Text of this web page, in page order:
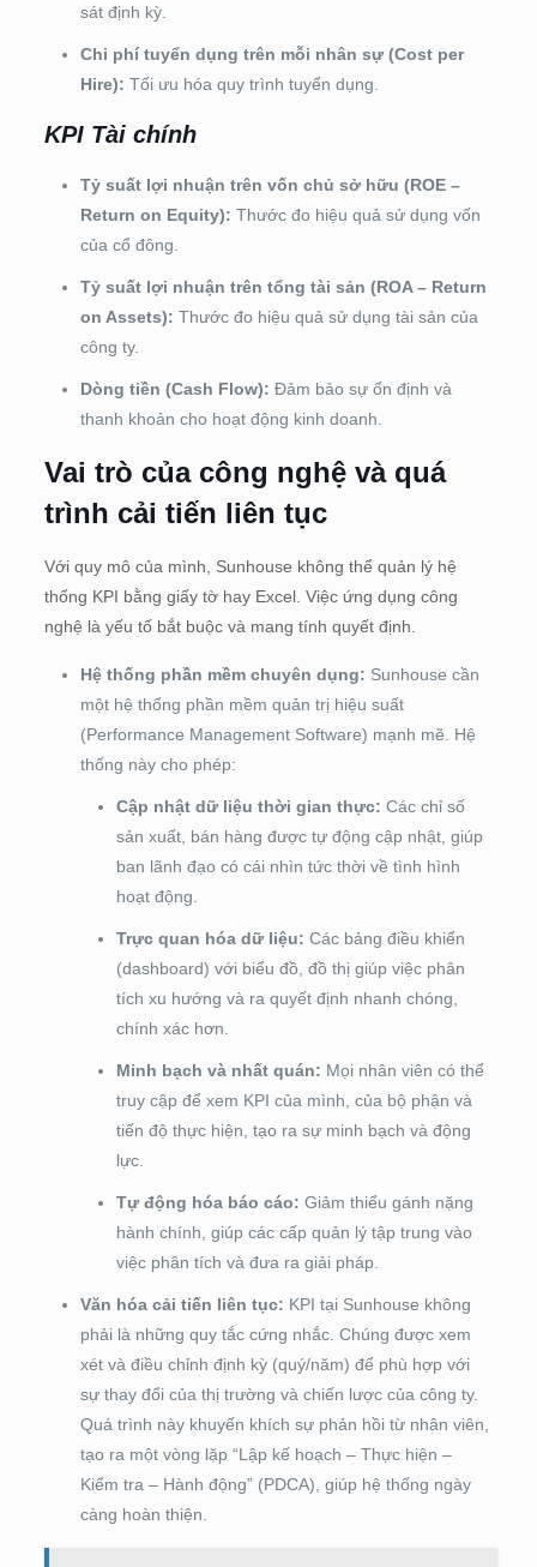
sát định kỳ.
Chi phí tuyển dụng trên mỗi nhân sự (Cost per
Hire): Tối ưu hóa quy trình tuyển dụng.
KPI Tài chính
Tỷ suất lợi nhuận trên vốn chủ sở hữu (ROE –
Return on Equity): Thước đo hiệu quả sử dụng vốn
của cổ đông.
Tỷ suất lợi nhuận trên tổng tài sản (ROA – Return
on Assets): Thước đo hiệu quả sử dụng tài sản của
công ty.
Dòng tiền (Cash Flow): Đảm bảo sự ổn định và
thanh khoản cho hoạt động kinh doanh.
Vai trò của công nghệ và quá
trình cải tiến liên tục
Với quy mô của mình, Sunhouse không thể quản lý hệ
thống KPI bằng giấy tờ hay Excel. Việc ứng dụng công
nghệ là yếu tố bắt buộc và mang tính quyết định.
Hệ thống phần mềm chuyên dụng: Sunhouse cần
một hệ thống phần mềm quản trị hiệu suất
(Performance Management Software) mạnh mẽ. Hệ
thống này cho phép:
Cập nhật dữ liệu thời gian thực: Các chỉ số
sản xuất, bán hàng được tự động cập nhật, giúp
ban lãnh đạo có cái nhìn tức thời về tình hình
hoạt động.
Trực quan hóa dữ liệu: Các bảng điều khiển
(dashboard) với biểu đồ, đồ thị giúp việc phân
tích xu hướng và ra quyết định nhanh chóng,
chính xác hơn.
Minh bạch và nhất quán: Mọi nhân viên có thể
truy cập để xem KPI của mình, của bộ phận và
tiến độ thực hiện, tạo ra sự minh bạch và động
lực.
Tự động hóa báo cáo: Giảm thiểu gánh nặng
hành chính, giúp các cấp quản lý tập trung vào
việc phân tích và đưa ra giải pháp.
Văn hóa cải tiến liên tục: KPI tại Sunhouse không
phải là những quy tắc cứng nhắc. Chúng được xem
xét và điều chỉnh định kỳ (quý/năm) để phù hợp với
sự thay đổi của thị trường và chiến lược của công ty.
Quá trình này khuyến khích sự phản hồi từ nhân viên,
tạo ra một vòng lặp “Lập kế hoạch – Thực hiện –
Kiểm tra – Hành động” (PDCA), giúp hệ thống ngày
càng hoàn thiện.